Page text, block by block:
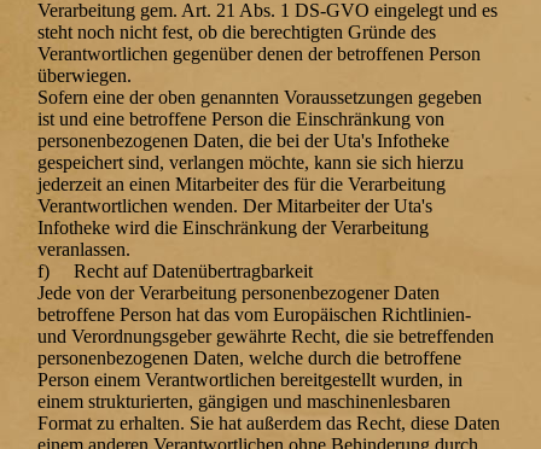
Verarbeitung gem. Art. 21 Abs. 1 DS-GVO eingelegt und es
steht noch nicht fest, ob die berechtigten Gründe des
Verantwortlichen gegenüber denen der betroffenen Person
überwiegen.
Sofern eine der oben genannten Voraussetzungen gegeben
ist und eine betroffene Person die Einschränkung von
personenbezogenen Daten, die bei der Uta's Infotheke
gespeichert sind, verlangen möchte, kann sie sich hierzu
jederzeit an einen Mitarbeiter des für die Verarbeitung
Verantwortlichen wenden. Der Mitarbeiter der Uta's
Infotheke wird die Einschränkung der Verarbeitung
veranlassen.
f) Recht auf Datenübertragbarkeit
Jede von der Verarbeitung personenbezogener Daten
betroffene Person hat das vom Europäischen Richtlinien-
und Verordnungsgeber gewährte Recht, die sie betreffenden
personenbezogenen Daten, welche durch die betroffene
Person einem Verantwortlichen bereitgestellt wurden, in
einem strukturierten, gängigen und maschinenlesbaren
Format zu erhalten. Sie hat außerdem das Recht, diese Daten